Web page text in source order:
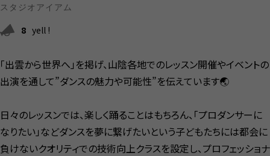
スタジオアイアム
8 yell !
「出雲から世界へ」を掲げ、山陰各地でのレッスン開催やイベントの
出演を通して”ダンスの魅力や可能性”を伝えています🌏
日々のレッスンでは、楽しく踊ることはもちろん、「プロダンサーに
なりたい」などダンスを夢に繋げたいという子どもたちには都会に
負けないクオリティでの技術向上クラスを設定し、プロフェッショナ